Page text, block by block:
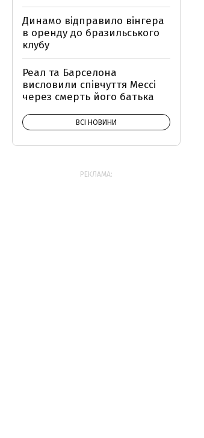
Динамо відправило вінгера
в оренду до бразильського
клубу
Реал та Барселона
висловили співчуття Мессі
через смерть його батька
ВСІ НОВИНИ
РЕКЛАМА: